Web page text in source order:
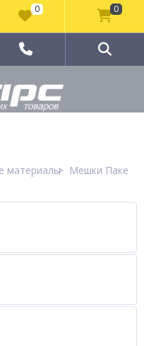
материалы Мешки Пакеты
0 0